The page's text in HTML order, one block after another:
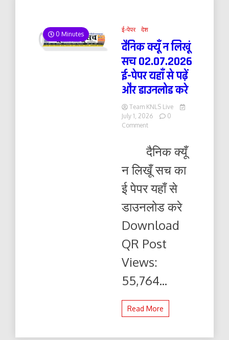
0 Minutes
ई-पेपर देश
दैनिक क्यूँ न लिखूं
सच 02.07.2026
ई-पेपर यहाँ से पढ़ें
और डाउनलोड करे
Team KNLS Live
July 1, 2026
0
Commenton
क्यूँ
न
सच
02.07.2026
ई-
पेपर
यहाँ
पढ़ें
डाउनलोड
दैनिक क्यूँ
न लिखूँ सच का
ई पेपर यहाँ से
डाउनलोड करे
Download
QR Post
Views:
55,764...
Read More